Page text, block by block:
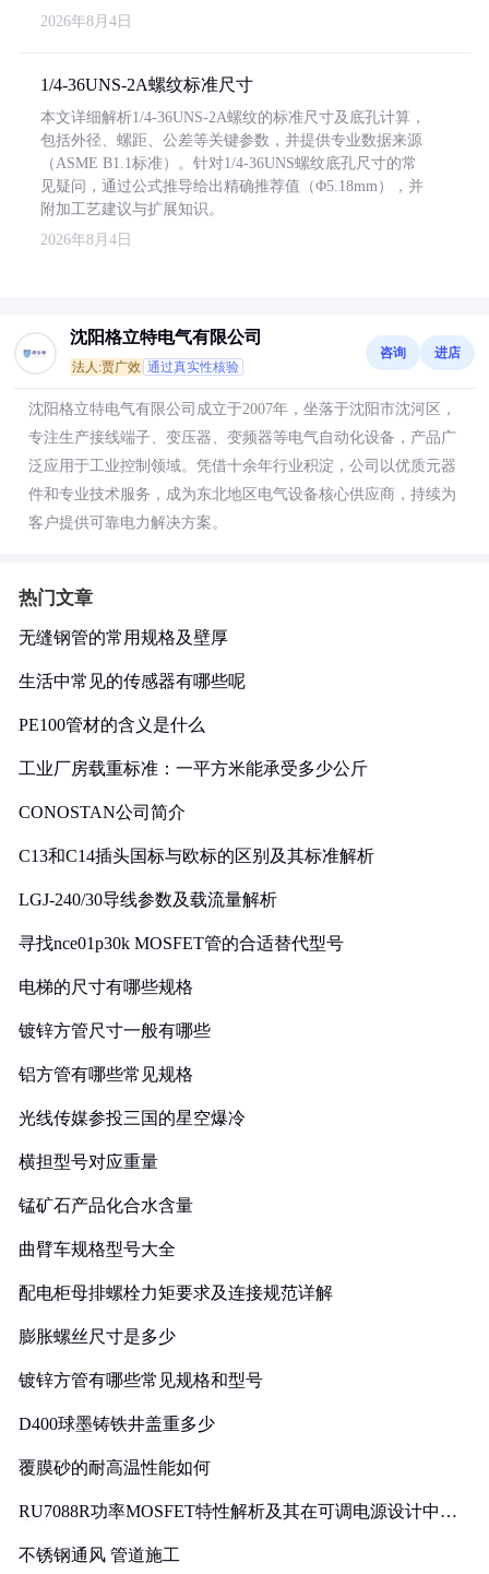
2026年8月4日
1/4-36UNS-2A螺纹标准尺寸
本文详细解析1/4-36UNS-2A螺纹的标准尺寸及底孔计算，
包括外径、螺距、公差等关键参数，并提供专业数据来源
（ASME B1.1标准）。针对1/4-36UNS螺纹底孔尺寸的常
见疑问，通过公式推导给出精确推荐值（Φ5.18mm），并
附加工艺建议与扩展知识。
2026年8月4日
沈阳格立特电气有限公司
法人:贾广效 通过真实性核验
咨询 进店
沈阳格立特电气有限公司成立于2007年，坐落于沈阳市沈河区，
专注生产接线端子、变压器、变频器等电气自动化设备，产品广
泛应用于工业控制领域。凭借十余年行业积淀，公司以优质元器
件和专业技术服务，成为东北地区电气设备核心供应商，持续为
客户提供可靠电力解决方案。
热门文章
无缝钢管的常用规格及壁厚
生活中常见的传感器有哪些呢
PE100管材的含义是什么
工业厂房载重标准：一平方米能承受多少公斤
CONOSTAN公司简介
C13和C14插头国标与欧标的区别及其标准解析
LGJ-240/30导线参数及载流量解析
寻找nce01p30k MOSFET管的合适替代型号
电梯的尺寸有哪些规格
镀锌方管尺寸一般有哪些
铝方管有哪些常见规格
光线传媒参投三国的星空爆冷
横担型号对应重量
锰矿石产品化合水含量
曲臂车规格型号大全
配电柜母排螺栓力矩要求及连接规范详解
膨胀螺丝尺寸是多少
镀锌方管有哪些常见规格和型号
D400球墨铸铁井盖重多少
覆膜砂的耐高温性能如何
RU7088R功率MOSFET特性解析及其在可调电源设计中的
不锈钢通风 管道施工